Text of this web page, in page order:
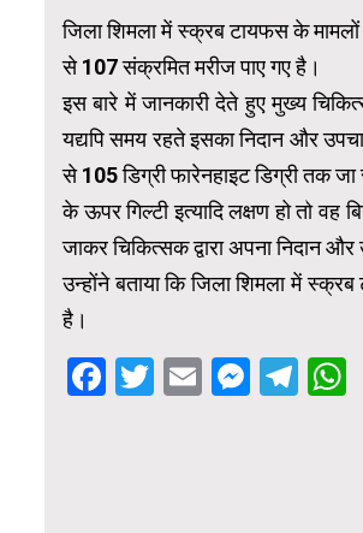
जिला शिमला में स्क्रब टायफस के मामलों
से 107 संक्रमित मरीज पाए गए है।
इस बारे में जानकारी देते हुए मुख्य
यद्यपि समय रहते इसका निदान और
से 105 डिग्री फारेनहाइट डिग्री तक
के ऊपर गिल्टी इत्यादि लक्षण हो तो
जाकर चिकित्सक द्वारा अपना निदान
उन्होंने बताया कि जिला शिमला में
है।
Facebook
Twitter
Email